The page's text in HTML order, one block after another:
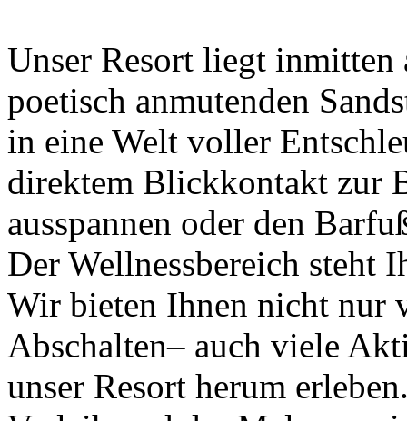
Unser Resort liegt inmitten
poetisch anmutenden
in eine Welt voller
direktem Blickkontakt zur
ausspannen oder den
Der Wellnessbereich steht
Wir bieten Ihnen nicht nur
Abschalten– auch viele
unser Resort herum